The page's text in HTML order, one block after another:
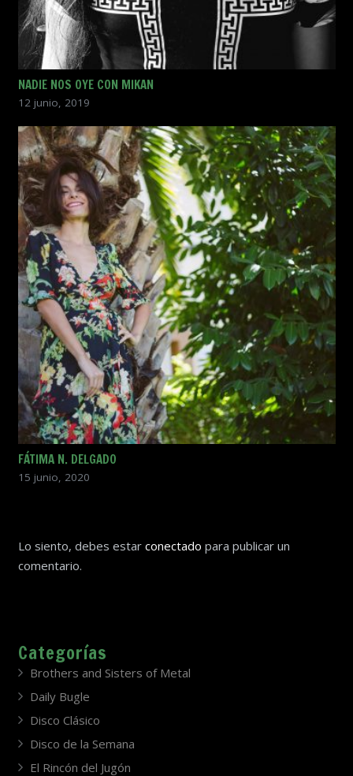
NADIE NOS OYE CON MIKAN
12 junio, 2019
FÁTIMA N. DELGADO
15 junio, 2020
Lo siento, debes estar conectado para publicar un
comentario.
Categorías
Brothers and Sisters of Metal
Daily Bugle
Disco Clásico
Disco de la Semana
El Rincón del Jugón